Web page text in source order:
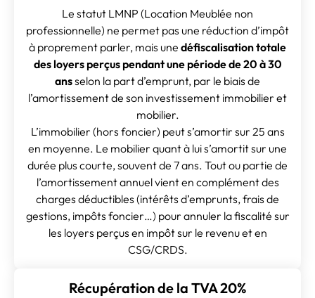
Le statut LMNP (Location Meublée non
professionnelle) ne permet pas une réduction d’impôt
à proprement parler, mais une défiscalisation totale
des loyers perçus pendant une période de 20 à 30
ansselon la part d’emprunt, par le biais de
l’amortissement de son investissement immobilier et
mobilier.
L’immobilier (hors foncier) peut s’amortir sur 25 ans
en moyenne. Le mobilier quant à lui s’amortit sur une
durée plus courte, souvent de 7 ans. Tout ou partie de
l’amortissement annuel vient en complément des
charges déductibles (intérêts d’emprunts, frais de
gestions, impôts foncier…) pour annuler la fiscalité sur
les loyers perçus en impôt sur le revenu et en
CSG/CRDS.
Récupération de la TVA 20%